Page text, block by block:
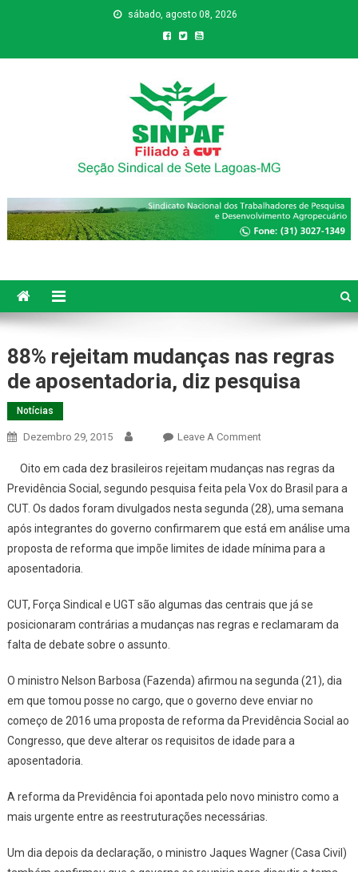
sábado, agosto 08, 2026
Sinpaf
88% rejeitam mudanças nas regras
de aposentadoria, diz pesquisa
Notícias
Dezembro 29, 2015 Leave A CommentOn
Rejeitam
Mudanças
Nas
Regras
De
Pesquisa
Oito em cada dez brasileiros rejeitam mudanças nas regras da
Previdência Social, segundo pesquisa feita pela Vox do Brasil para a
CUT. Os dados foram divulgados nesta segunda (28), uma semana
após integrantes do governo confirmarem que está em análise uma
proposta de reforma que impõe limites de idade mínima para a
aposentadoria.
CUT, Força Sindical e UGT são algumas das centrais que já se
posicionaram contrárias a mudanças nas regras e reclamaram da
falta de debate sobre o assunto.
O ministro Nelson Barbosa (Fazenda) afirmou na segunda (21), dia
em que tomou posse no cargo, que o governo deve enviar no
começo de 2016 uma proposta de reforma da Previdência Social ao
Congresso, que deve alterar os requisitos de idade para a
aposentadoria.
A reforma da Previdência foi apontada pelo novo ministro como a
mais urgente entre as reestruturações necessárias.
Um dia depois da declaração, o ministro Jaques Wagner (Casa Civil)